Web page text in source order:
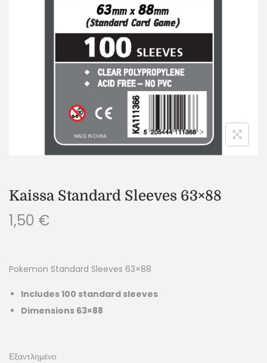
Kaissa Standard Sleeves 63×88
1,50 €
Pokemon Standard Sleeves 63×88
Includes 100 standard sleeves
Dimensions 63×88
Εξαντλημένο